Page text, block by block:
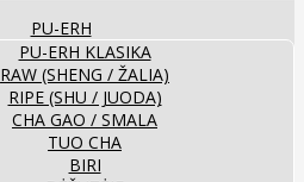
PU-ERH
PU-ERH KLASIKA
RAW (SHENG / ŽALIA)
RIPE (SHU / JUODA)
CHA GAO / SMALA
TUO CHA
BIRI